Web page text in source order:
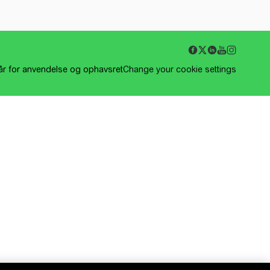
for anvendelse og ophavsretChange your cookie settings